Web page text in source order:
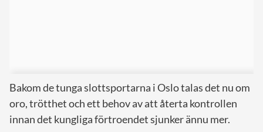
Bakom de tunga slottsportarna i Oslo talas det nu om
oro, trötthet och ett behov av att återta kontrollen
innan det kungliga förtroendet sjunker ännu mer.